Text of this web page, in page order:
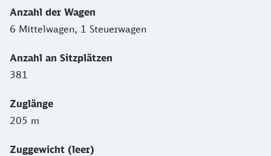
Anzahl der Wagen
6 Mittelwagen, 1 Steuerwagen
Anzahl an Sitzplätzen
381
Zuglänge
205 m
Zuggewicht (leer)